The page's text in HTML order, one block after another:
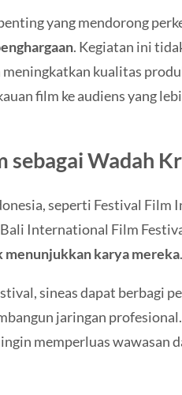
yang mendorong
. Kegiatan ini
meningkatkan kualitas
film ke audiens yang
sebagai Wadah
seperti Festival Film
International Film
menunjukkan karya mereka.
sineas dapat berbagi
jaringan
memperluas wawasan